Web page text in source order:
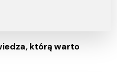
którą warto